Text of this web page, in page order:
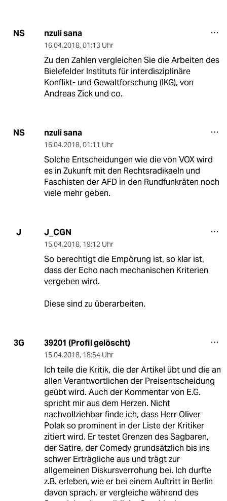
NS nzuli sana
16.04.2018, 01:13 Uhr
Zu den Zahlen vergleichen Sie die Arbeiten des
Bielefelder Instituts für interdisziplinäre
Konflikt- und Gewaltforschung (IKG), von
Andreas Zick und co.
NS nzuli sana
16.04.2018, 01:11 Uhr
Solche Entscheidungen wie die von VOX wird
es in Zukunft mit den Rechtsradikaeln und
Faschisten der AFD in den Rundfunkräten noch
viele mehr geben.
J J_CGN
15.04.2018, 19:12 Uhr
So berechtigt die Empörung ist, so klar ist,
dass der Echo nach mechanischen Kriterien
vergeben wird.
Diese sind zu überarbeiten.
3G 39201 (Profil gelöscht)
15.04.2018, 18:54 Uhr
Ich teile die Kritik, die der Artikel übt und die an
allen Verantwortlichen der Preisentscheidung
geübt wird. Auch der Kommentar von E.G.
spricht mir aus dem Herzen. Nicht
nachvollziehbar finde ich, dass Herr Oliver
Polak so prominent in der Liste der Kritiker
zitiert wird. Er testet Grenzen des Sagbaren,
der Satire, der Comedy grundsätzlich bis ins
schwer Erträgliche aus und trägt zur
allgemeinen Diskursverrohung bei. Ich durfte
z.B. erleben, wie er bei einem Auftritt in Berlin
davon sprach, er vergleiche während des